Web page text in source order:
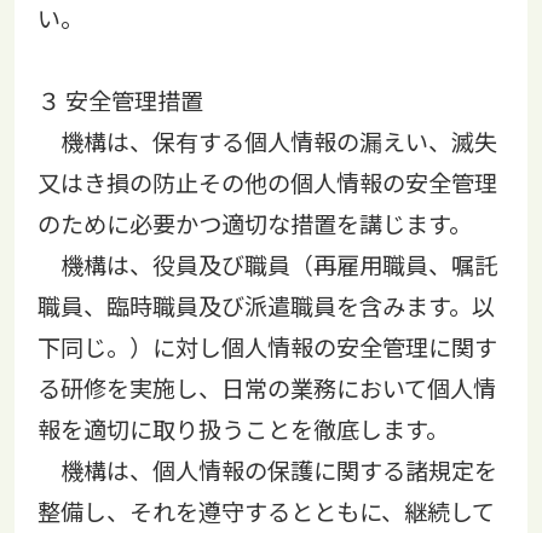
い。
３ 安全管理措置
機構は、保有する個人情報の漏えい、滅失
又はき損の防止その他の個人情報の安全管理
のために必要かつ適切な措置を講じます。
機構は、役員及び職員（再雇用職員、嘱託
職員、臨時職員及び派遣職員を含みます。以
下同じ。）に対し個人情報の安全管理に関す
る研修を実施し、日常の業務において個人情
報を適切に取り扱うことを徹底します。
機構は、個人情報の保護に関する諸規定を
整備し、それを遵守するとともに、継続して